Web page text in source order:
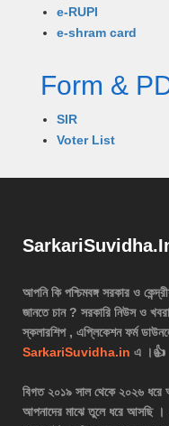
e-RUPI
e-shram card
Form &
SIR
Voter List
আপনি কি পশ্চিমবঙ্গ সরকার ও
জানতে চান ? সরকারি নিউস ও
স্কলারশিপ , এপ্লিকেশন ফর্ম
SarkariSuvidha.in এ ।👍
বিগত ২০১৯ সাল থেকে ২০২৬ ধরে
আপনাদের মাঝে তুলে ধরে